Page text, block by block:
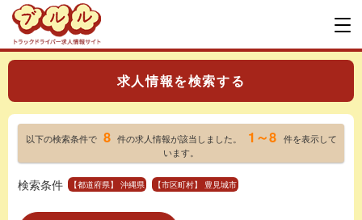
求人情報を検索する
以下の検索条件で 8 件の求人情報が該当しました。 1～8 件を表示して
います。
検索条件 【都道府県】 沖縄県 【市区町村】 豊見城市